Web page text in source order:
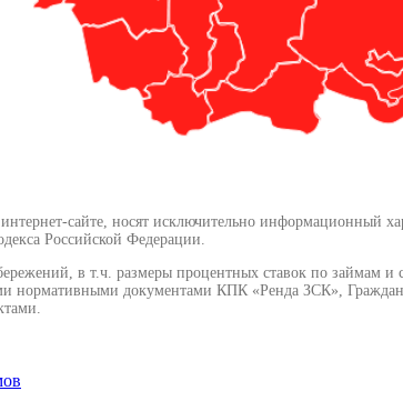
сайте, носят исключительно информационный
Российской Федерации.
в т.ч. размеры процентных ставок по
нормативными документами КПК «Ренда ЗСК»,